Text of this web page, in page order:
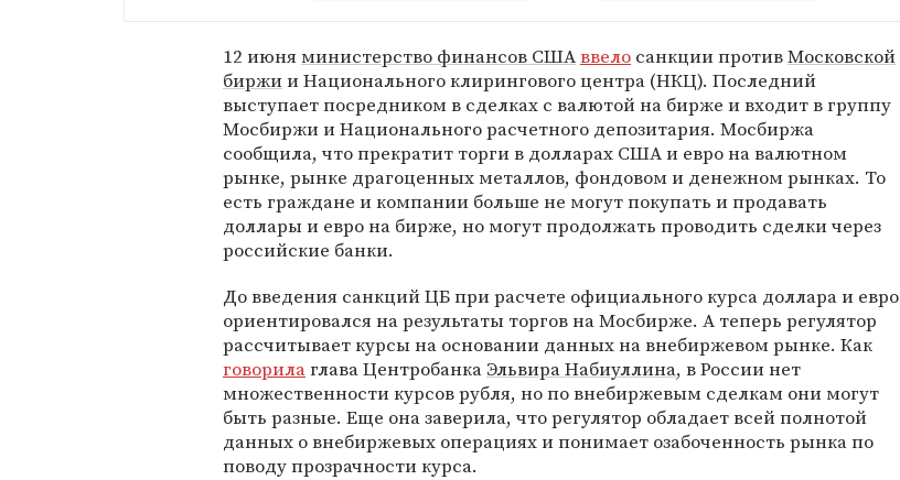
12 июня министерство финансов СШАввело санкции противМосковской
биржии Национального клирингового центра (НКЦ). Последний
выступает посредником в сделках с валютой на бирже и входит в группу
Мосбиржи и Национального расчетного депозитария. Мосбиржа
сообщила, что прекратит торги в долларах США и евро на валютном
рынке, рынке драгоценных металлов, фондовом и денежном рынках. То
есть граждане и компании больше не могут покупать и продавать
доллары и евро на бирже, но могут продолжать проводить сделки через
российские банки.
До введения санкций ЦБ при расчете официального курса доллара и евро
ориентировался на результаты торгов на Мосбирже. А теперь регулятор
рассчитывает курсы на основании данных на внебиржевом рынке. Как
говорилаглава Центробанка Эльвира Набиуллина, в России нет
множественности курсов рубля, но по внебиржевым сделкам они могут
быть разные. Еще она заверила, что регулятор обладает всей полнотой
данных о внебиржевых операциях и понимает озабоченность рынка по
поводу прозрачности курса.